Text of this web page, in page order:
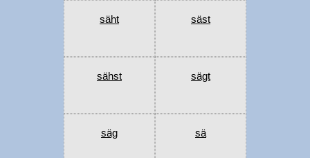
säht säst
sähst sägt
säg sä